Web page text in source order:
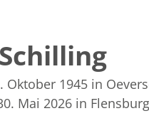
Oktober 1945 in
Mai 2026 in Flensburg